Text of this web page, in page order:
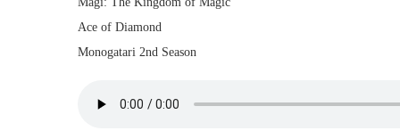
Ace of Diamond
Monogatari 2nd Season